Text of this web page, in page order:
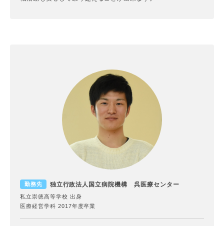
勤務先 独立行政法人国立病院機構 呉医療センター
私立崇徳高等学校 出身
医療経営学科 2017年度卒業